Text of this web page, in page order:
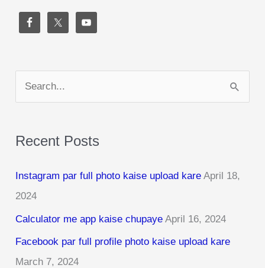
e
r
h
f
o
r
:
Recent Posts
Instagram par full photo kaise upload kare April 18,
2024
Calculator me app kaise chupaye April 16, 2024
Facebook par full profile photo kaise upload kare
March 7, 2024